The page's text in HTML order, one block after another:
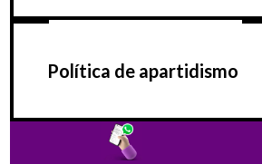
Política de apartidismo